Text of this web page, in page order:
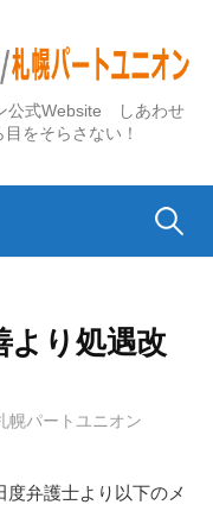
公式Website しあわせ
をそらさない！
検
より処遇改
幌パートユニオン
弁護士より以下のメ